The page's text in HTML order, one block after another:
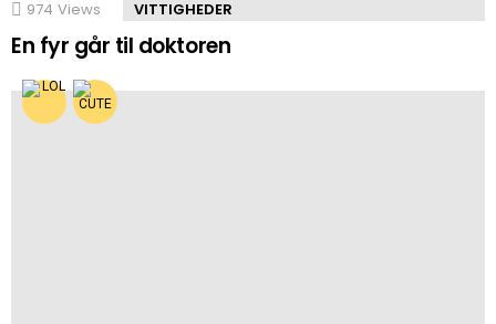
974 Views VITTIGHEDER
En fyr går til doktoren